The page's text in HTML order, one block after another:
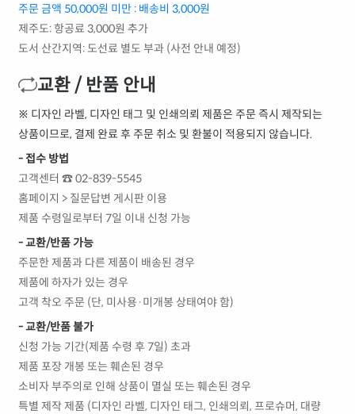
주문 금액 50,000원 미만 : 배송비 3,000원
제주도: 항공료 3,000원 추가
도서 산간지역: 도선료 별도 부과 (사전 안내 예정)
교환 / 반품 안내
※ 디자인 라벨, 디자인 태그 및 인쇄의뢰 제품은 주문 즉시 제작되는
상품이므로, 결제 완료 후 주문 취소 및 환불이 적용되지 않습니다.
- 접수 방법
고객센터 ☎ 02-839-5545
홈페이지 > 질문답변 게시판 이용
제품 수령일로부터 7일 이내 신청 가능
- 교환/반품 가능
주문한 제품과 다른 제품이 배송된 경우
제품에 하자가 있는 경우
고객 착오 주문 (단, 미사용·미개봉 상태여야 함)
- 교환/반품 불가
신청 가능 기간(제품 수령 후 7일) 초과
제품 포장 개봉 또는 훼손된 경우
소비자 부주의로 인해 상품이 멸실 또는 훼손된 경우
특별 제작 제품 (디자인 라벨, 디자인 태그, 인쇄의뢰, 프로슈머, 대량